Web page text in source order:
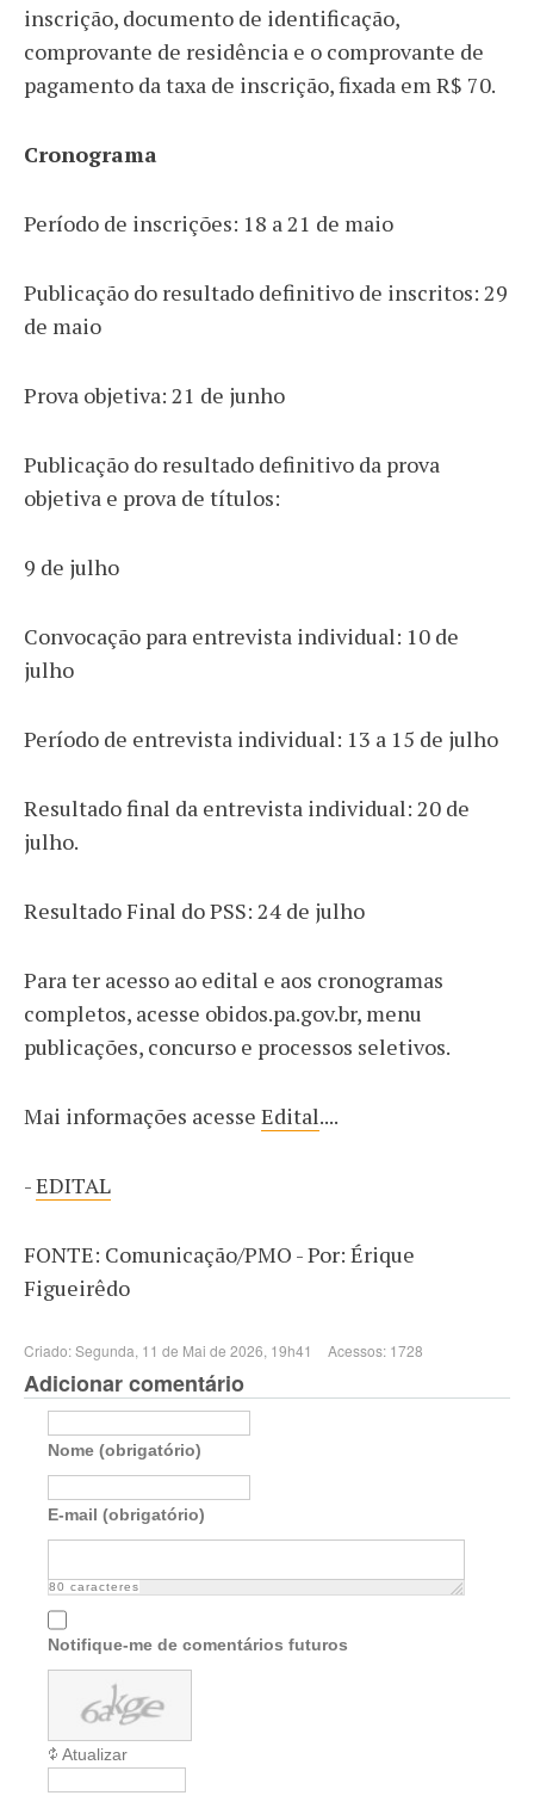
inscrição, documento de identificação,
comprovante de residência e o comprovante de
pagamento da taxa de inscrição, fixada em R$ 70.
Cronograma
Período de inscrições: 18 a 21 de maio
Publicação do resultado definitivo de inscritos: 29
de maio
Prova objetiva: 21 de junho
Publicação do resultado definitivo da prova
objetiva e prova de títulos:
9 de julho
Convocação para entrevista individual: 10 de
julho
Período de entrevista individual: 13 a 15 de julho
Resultado final da entrevista individual: 20 de
julho.
Resultado Final do PSS: 24 de julho
Para ter acesso ao edital e aos cronogramas
completos, acesse obidos.pa.gov.br, menu
publicações, concurso e processos seletivos.
Mai informações acesse Edital....
-EDITAL
FONTE: Comunicação/PMO - Por: Érique
Figueirêdo
Criado: Segunda, 11 de Mai de 2026, 19h41 Acessos: 1728
Adicionar comentário
Nome (obrigatório)
E-mail (obrigatório)
80 caracteres
Notifique-me de comentários futuros
Atualizar